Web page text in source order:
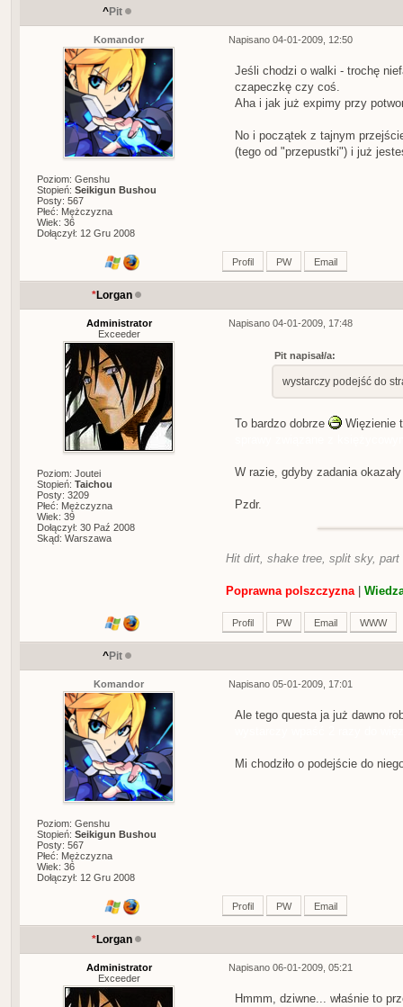
^Pit
Komandor
Poziom: Genshu
Stopień: Seikigun Bushou
Posty: 567
Płeć: Mężczyzna
Wiek: 36
Dołączył: 12 Gru 2008
Napisano 04-01-2009, 12:50
Jeśli chodzi o walki - trochę
czapeczkę czy coś.
Aha i jak już expimy przy
No i początek z tajnym
(tego od "przepustki") i już
Profil PW Email
*Lorgan
Administrator
Exceeder
Poziom: Joutei
Stopień: Taichou
Posty: 3209
Płeć: Mężczyzna
Wiek: 39
Dołączył: 30 Paź 2008
Skąd: Warszawa
Napisano 04-01-2009, 17:48
Pit napisał/a:
wystarczy podejść do
To bardzo dobrze
Więzienie
W razie, gdyby zadania
Pzdr.
Hit dirt, shake tree, split sky, part
Poprawna polszczyzna|
Profil PW Email WWW
^Pit
Komandor
Poziom: Genshu
Stopień: Seikigun Bushou
Posty: 567
Płeć: Mężczyzna
Wiek: 36
Dołączył: 12 Gru 2008
Napisano 05-01-2009, 17:01
Ale tego questa ja już dawno
Mi chodziło o podejście do
Profil PW Email
*Lorgan
Administrator
Exceeder
Napisano 06-01-2009, 05:21
Hmmm, dziwne... właśnie to